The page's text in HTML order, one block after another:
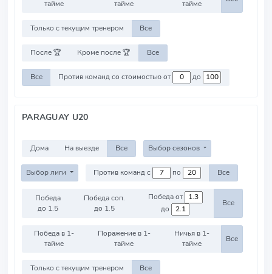
тайме
тайме
тайме
Только с текущим тренером Все
После 🏆 Кроме после 🏆 Все
Все Против команд со стоимостью от до
PARAGUAY U20
Дома На выезде Все Выбор сезонов
Выбор лиги Против команд с по Все
Победа
до 1.5
Победа соп.
до 1.5
Победа от
до
Все
Победа в 1-
тайме
Поражение в 1-
тайме
Ничья в 1-
тайме
Все
Только с текущим тренером Все